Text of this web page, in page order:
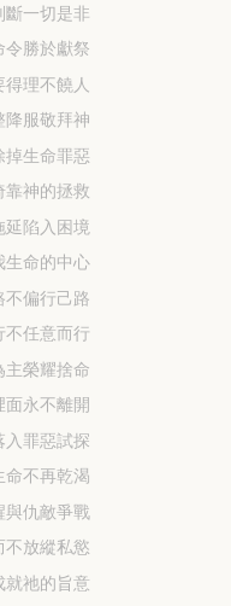
斷一切是非
令勝於獻祭
得理不饒人
降服敬拜神
掉生命罪惡
靠神的拯救
延陷入困境
生命的中心
不偏行己路
不任意而行
主榮耀捨命
面永不離開
入罪惡試探
命不再乾渴
與仇敵爭戰
不放縱私慾
就祂的旨意